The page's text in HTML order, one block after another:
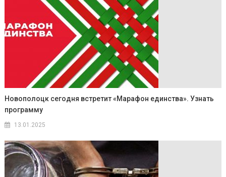
Новополоцк сегодня встретит «Марафон единства». Узнать
программу
13.01.2025